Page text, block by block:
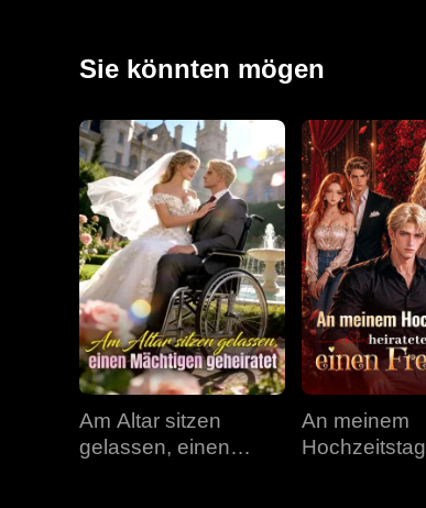
oder endgültig trennen?
Sie könnten mögen
Am Altar sitzen
gelassen, einen
An meinem
Hochzeitstag